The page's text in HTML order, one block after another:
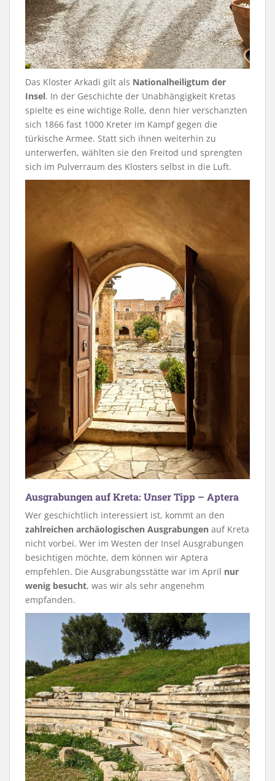
Das Kloster Arkadi gilt als Nationalheiligtum der
Insel. In der Geschichte der Unabhängigkeit Kretas
spielte es eine wichtige Rolle, denn hier verschanzten
sich 1866 fast 1000 Kreter im Kampf gegen die
türkische Armee. Statt sich ihnen weiterhin zu
unterwerfen, wählten sie den Freitod und sprengten
sich im Pulverraum des Klosters selbst in die Luft.
Ausgrabungen auf Kreta: Unser Tipp – Aptera
Wer geschichtlich interessiert ist, kommt an den
zahlreichen archäologischen Ausgrabungen auf Kreta
nicht vorbei. Wer im Westen der Insel Ausgrabungen
besichtigen möchte, dem können wir Aptera
empfehlen. Die Ausgrabungsstätte war im April nur
wenig besucht, was wir als sehr angenehm
empfanden.